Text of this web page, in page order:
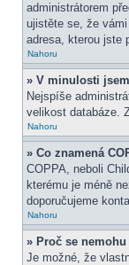
administrátorem
ujistěte se, že
adresa, kterou jste
Nahoru
» V minulosti
Nejspíše
velikost databáze.
Nahoru
» Co znamená
COPPA, neboli
kterému je méně
doporučujeme
Nahoru
» Proč se
Je možné, že